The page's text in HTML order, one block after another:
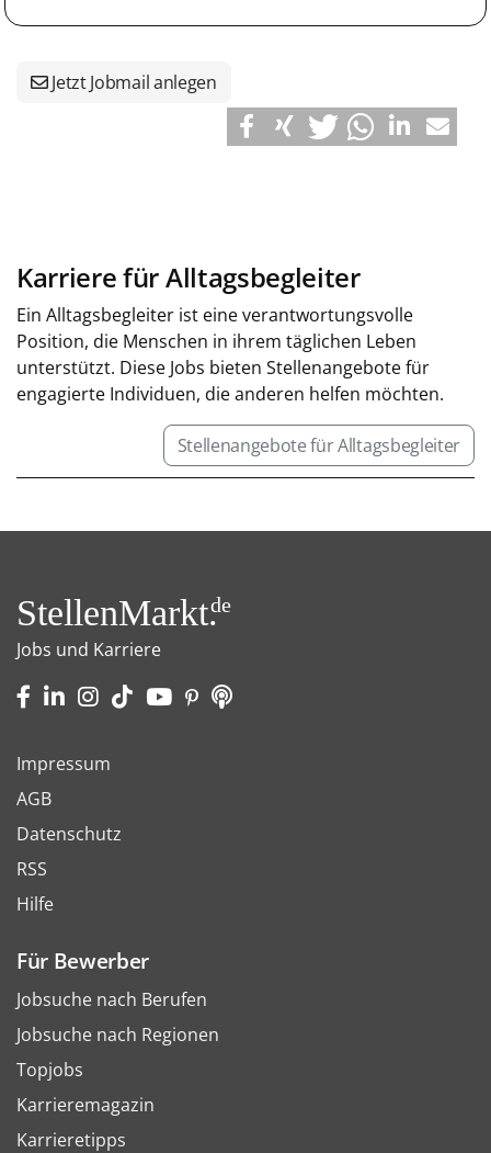
Jetzt Jobmail anlegen
Karriere für Alltagsbegleiter
Ein Alltagsbegleiter ist eine verantwortungsvolle
Position, die Menschen in ihrem täglichen Leben
unterstützt. Diese Jobs bieten Stellenangebote für
engagierte Individuen, die anderen helfen möchten.
Stellenangebote für Alltagsbegleiter
StellenMarkt.de
Jobs und Karriere
Impressum
AGB
Datenschutz
RSS
Hilfe
Für Bewerber
Jobsuche nach Berufen
Jobsuche nach Regionen
Topjobs
Karrieremagazin
Karrieretipps